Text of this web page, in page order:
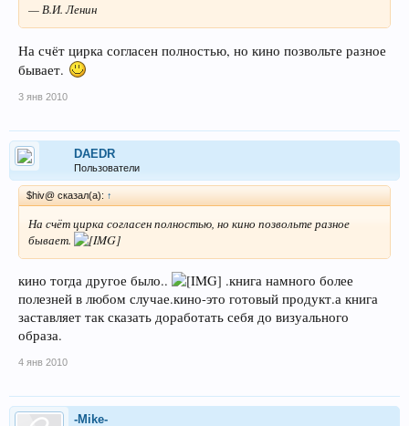
— В.И. Ленин
На счёт цирка согласен полностью, но кино позвольте разное
бывает.
3 янв 2010
DAEDR
Пользователи
$hiv@ сказал(а): ↑
На счёт цирка согласен полностью, но кино позвольте разное
бывает.
кино тогда другое было..
.книга намного более
полезней в любом случае.кино-это готовый продукт.а книга
заставляет так сказать доработать себя до визуального
образа.
4 янв 2010
-Mike-